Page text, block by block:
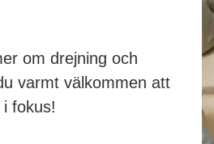
om drejning och
varmt välkommen att
fokus!